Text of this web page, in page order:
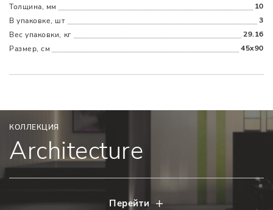
Толщина, мм
10
В упаковке, шт
3
Вес упаковки, кг
29.16
Размер, см
45x90
КОЛЛЕКЦИЯ
Architecture
Перейти